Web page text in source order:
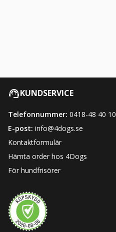
KUNDSERVICE
Telefonnummer: 0418-48 40 10
E-post: info@4dogs.se
Kontaktformulär
Hämta order hos 4Dogs
För hundfrisörer